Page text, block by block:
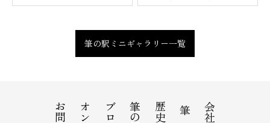
筆の駅ミニギャラリー一覧
筆
歴史